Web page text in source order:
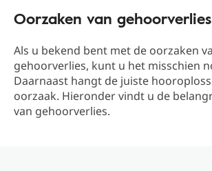
Oorzaken van gehoorverlies
Als u bekend bent met de oorzaken
gehoorverlies, kunt u het misschien
Daarnaast hangt de juiste
oorzaak. Hieronder vindt u de
van gehoorverlies.